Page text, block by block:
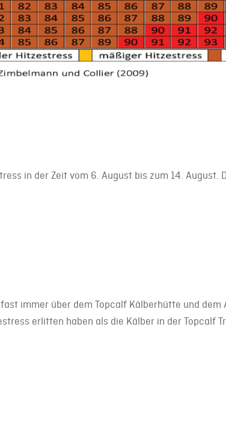
in der Zeit vom 6. August bis zum 14. August.
immer über dem Topcalf Kälberhütte und
erlitten haben als die Kälber in der Topcalf